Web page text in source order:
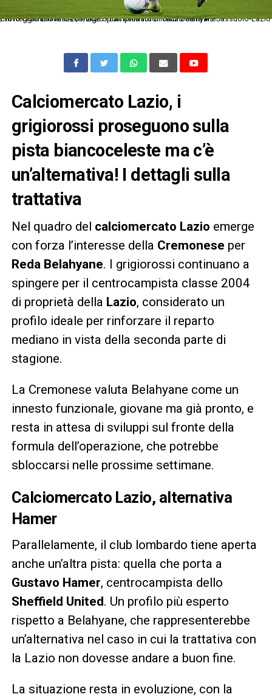
Cm Reggio Emilia 14/09/2025 - campionato di calcio Serie A / Sassuolo-Lazio / foto Cristiano Mazzi/Image Sport nella foto: Reda Belahyane
Calciomercato Lazio, i
grigiorossi proseguono sulla
pista biancoceleste ma c’è
un’alternativa! I dettagli sulla
trattativa
Nel quadro del calciomercato Lazio emerge
con forza l’interesse della Cremonese per
Reda Belahyane. I grigiorossi continuano a
spingere per il centrocampista classe 2004
di proprietà della Lazio, considerato un
profilo ideale per rinforzare il reparto
mediano in vista della seconda parte di
stagione.
La Cremonese valuta Belahyane come un
innesto funzionale, giovane ma già pronto, e
resta in attesa di sviluppi sul fronte della
formula dell’operazione, che potrebbe
sbloccarsi nelle prossime settimane.
Calciomercato Lazio, alternativa
Hamer
Parallelamente, il club lombardo tiene aperta
anche un’altra pista: quella che porta a
Gustavo Hamer, centrocampista dello
Sheffield United. Un profilo più esperto
rispetto a Belahyane, che rappresenterebbe
un’alternativa nel caso in cui la trattativa con
la Lazio non dovesse andare a buon fine.
La situazione resta in evoluzione, con la